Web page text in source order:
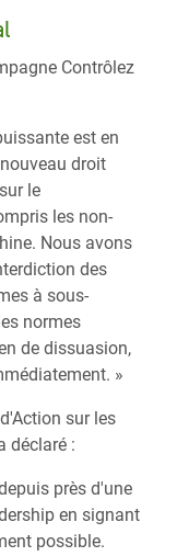
Contrôlez
est en
droit
le
les non-
Nous avons
des
à sous-
normes
de dissuasion,
»
sur les
déclaré :
près d'une
en signant
possible.